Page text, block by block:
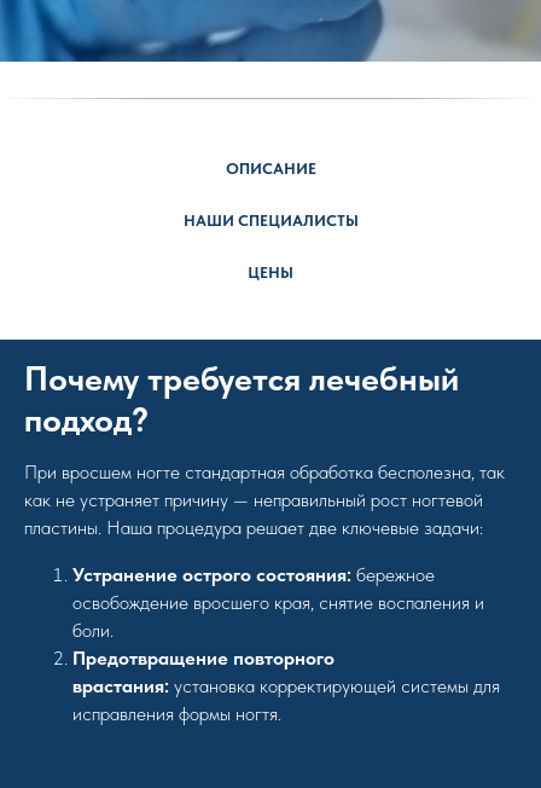
ОПИСАНИЕ
НАШИ СПЕЦИАЛИСТЫ
ЦЕНЫ
Почему требуется лечебный
подход?
При вросшем ногте стандартная обработка бесполезна, так
как не устраняет причину — неправильный рост ногтевой
пластины. Наша процедура решает две ключевые задачи:
Устранение острого состояния: бережное
освобождение вросшего края, снятие воспаления и
боли.
Предотвращение повторного
врастания: установка корректирующей системы для
исправления формы ногтя.